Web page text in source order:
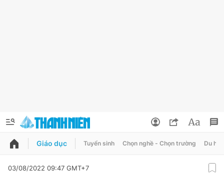
QUẢNG CÁO ĐẶT BÁO
Giáo dục Tuyển sinh Chọn nghề - Chọn trường Du học
03/08/2022 09:47 GMT+7